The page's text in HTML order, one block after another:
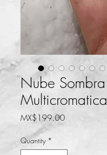
Nube Sombra
Multicromatica
MX$199.00Price
Quantity *